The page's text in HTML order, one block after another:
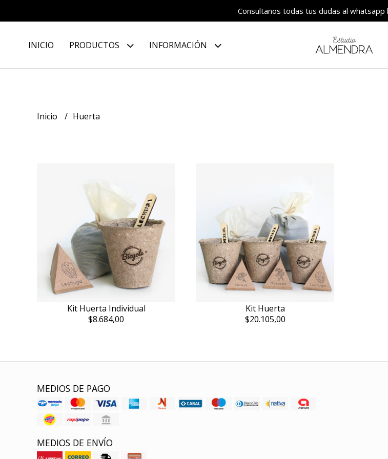
Consultanos todas tus dudas al whatsapp
INICIO PRODUCTOS INFORMACIÓN
Inicio Huerta
Kit Huerta Individual
$8.684,00
Kit Huerta
$20.105,00
MEDIOS DE PAGO
MEDIOS DE ENVÍO